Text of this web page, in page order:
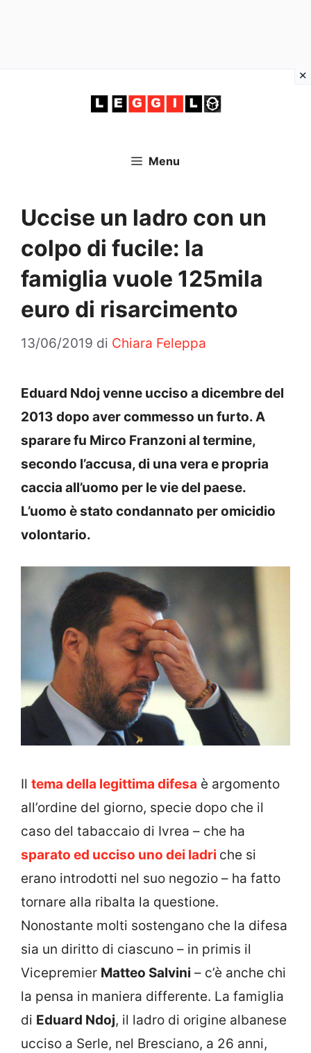
Menu
Uccise un ladro con un
colpo di fucile: la
famiglia vuole 125mila
euro di risarcimento
13/06/2019 di Chiara Feleppa
Eduard Ndoj venne ucciso a dicembre del
2013 dopo aver commesso un furto. A
sparare fu Mirco Franzoni al termine,
secondo l’accusa, di una vera e propria
caccia all’uomo per le vie del paese.
L’uomo è stato condannato per omicidio
volontario.
Il tema della legittima difesa è argomento
all’ordine del giorno, specie dopo che il
caso del tabaccaio di Ivrea – che ha
sparato ed ucciso uno dei ladri che si
erano introdotti nel suo negozio – ha fatto
tornare alla ribalta la questione.
Nonostante molti sostengano che la difesa
sia un diritto di ciascuno – in primis il
Vicepremier Matteo Salvini – c’è anche chi
la pensa in maniera differente. La famiglia
di Eduard Ndoj, il ladro di origine albanese
ucciso a Serle, nel Bresciano, a 26 anni,